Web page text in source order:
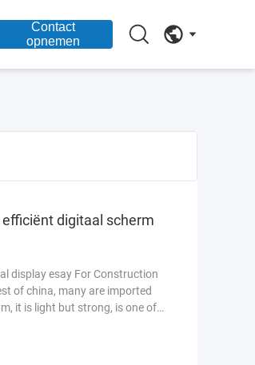
Contact
opnemen
digitaal scherm
display esay For Construction
of china, many are imported
it is light but strong, is one of